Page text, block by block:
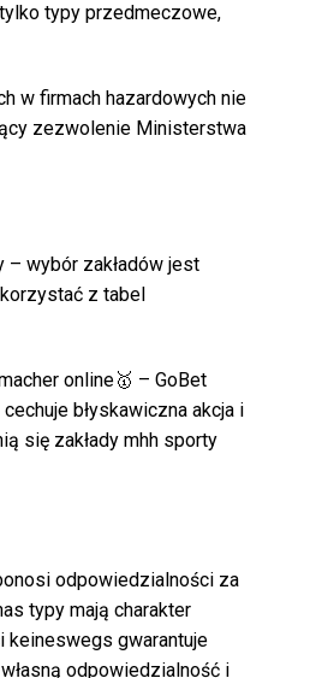
typy przedmeczowe,
w firmach hazardowych nie
zezwolenie Ministerstwa
wybór zakładów jest
z tabel
online🥇 – GoBet
błyskawiczna akcja i
się zakłady mhh sporty
odpowiedzialności za
typy mają charakter
keineswegs gwarantuje
odpowiedzialność i